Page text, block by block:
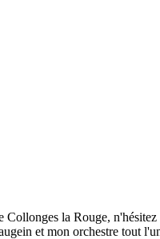
la Rouge,
et mon orchestre tout